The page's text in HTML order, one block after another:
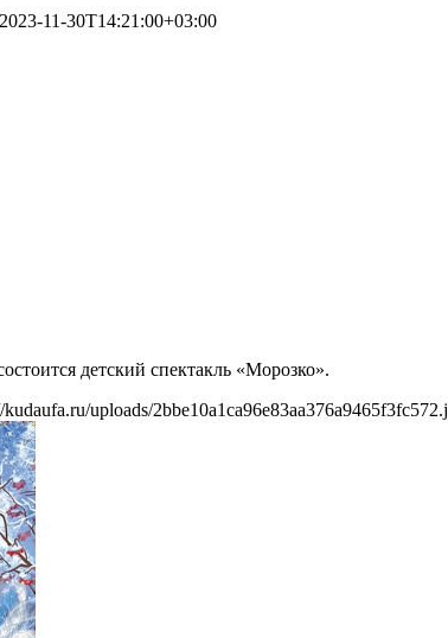
2023-11-30T14:21:00+03:00
детский спектакль «Морозко».
kudaufa.ru/uploads/